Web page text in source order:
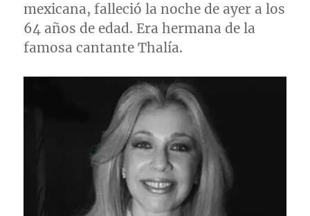
mexicana, falleció la noche de ayer a los
64 años de edad. Era hermana de la
famosa cantante Thalía.